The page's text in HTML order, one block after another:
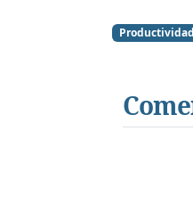
Productividad